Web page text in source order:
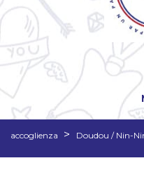
accoglienza Doudou / Nin-